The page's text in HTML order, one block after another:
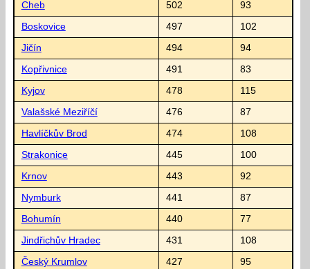
Cheb 502 93
Boskovice 497 102
Jičín 494 94
Kopřivnice 491 83
Kyjov 478 115
Valašské Meziříčí 476 87
Havlíčkův Brod 474 108
Strakonice 445 100
Krnov 443 92
Nymburk 441 87
Bohumín 440 77
Jindřichův Hradec 431 108
Český Krumlov 427 95